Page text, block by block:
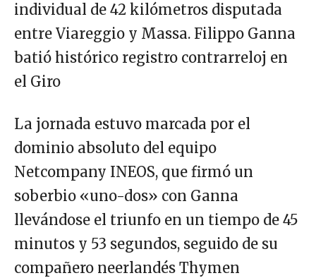
individual de 42 kilómetros disputada
entre Viareggio y Massa. Filippo Ganna
batió histórico registro contrarreloj en
el Giro
La jornada estuvo marcada por el
dominio absoluto del equipo
Netcompany INEOS, que firmó un
soberbio «uno-dos» con Ganna
llevándose el triunfo en un tiempo de 45
minutos y 53 segundos, seguido de su
compañero neerlandés Thymen